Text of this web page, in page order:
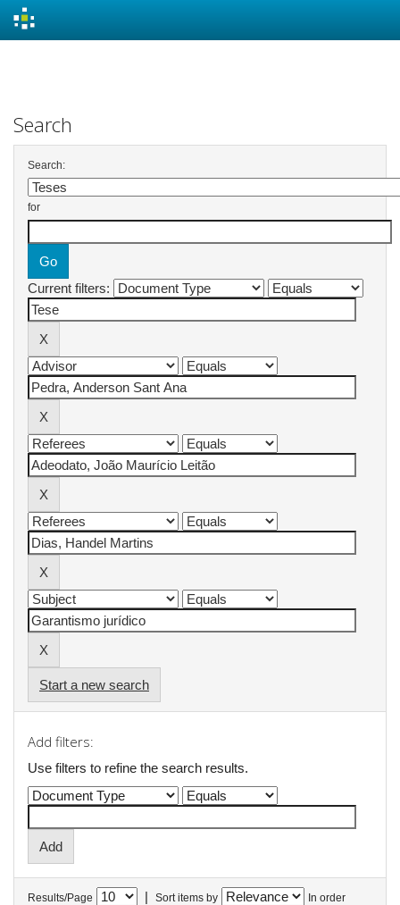
Search
Search:
for
Current filters:
Start a new search
Add filters:
Use filters to refine the search results.
Results/Page | Sort items by In order